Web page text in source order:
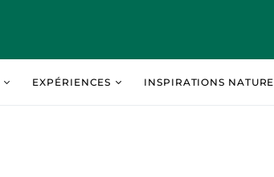
EXPÉRIENCES INSPIRATIONS NATURE